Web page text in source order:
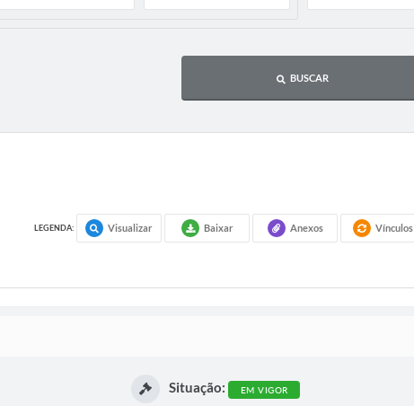
BUSCAR
LEGENDA: Visualizar Baixar Anexos Vínculos
Situação: EM VIGOR